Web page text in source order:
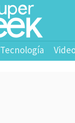
Tecnología